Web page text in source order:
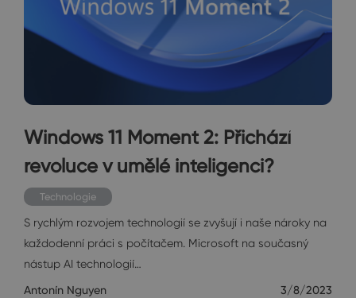
Windows 11 Moment 2: Přichází
revoluce v umělé inteligenci?
Technologie
S rychlým rozvojem technologií se zvyšují i naše nároky na
každodenní práci s počítačem. Microsoft na současný
nástup AI technologií…
Antonín Nguyen 3/8/2023